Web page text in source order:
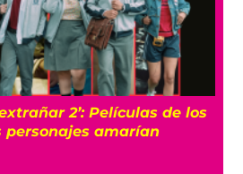
2’: Películas de los
personajes amarían